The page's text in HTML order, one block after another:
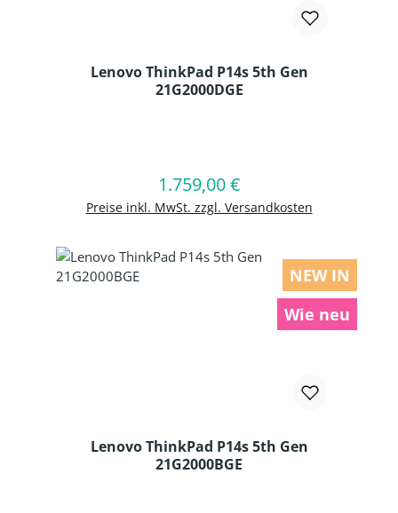
Lenovo ThinkPad P14s 5th Gen
21G2000DGE
Regulärer Preis:
1.759,00 €
Preise inkl. MwSt. zzgl. Versandkosten
In den Warenkorb
NEW IN
Wie neu
Lenovo ThinkPad P14s 5th Gen
21G2000BGE